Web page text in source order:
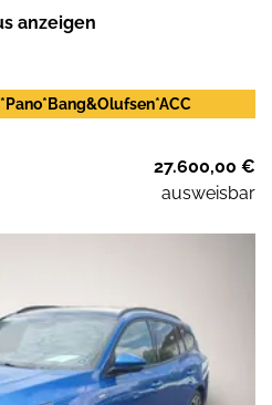
anzeigen
27.600,00 €
ausweisbar